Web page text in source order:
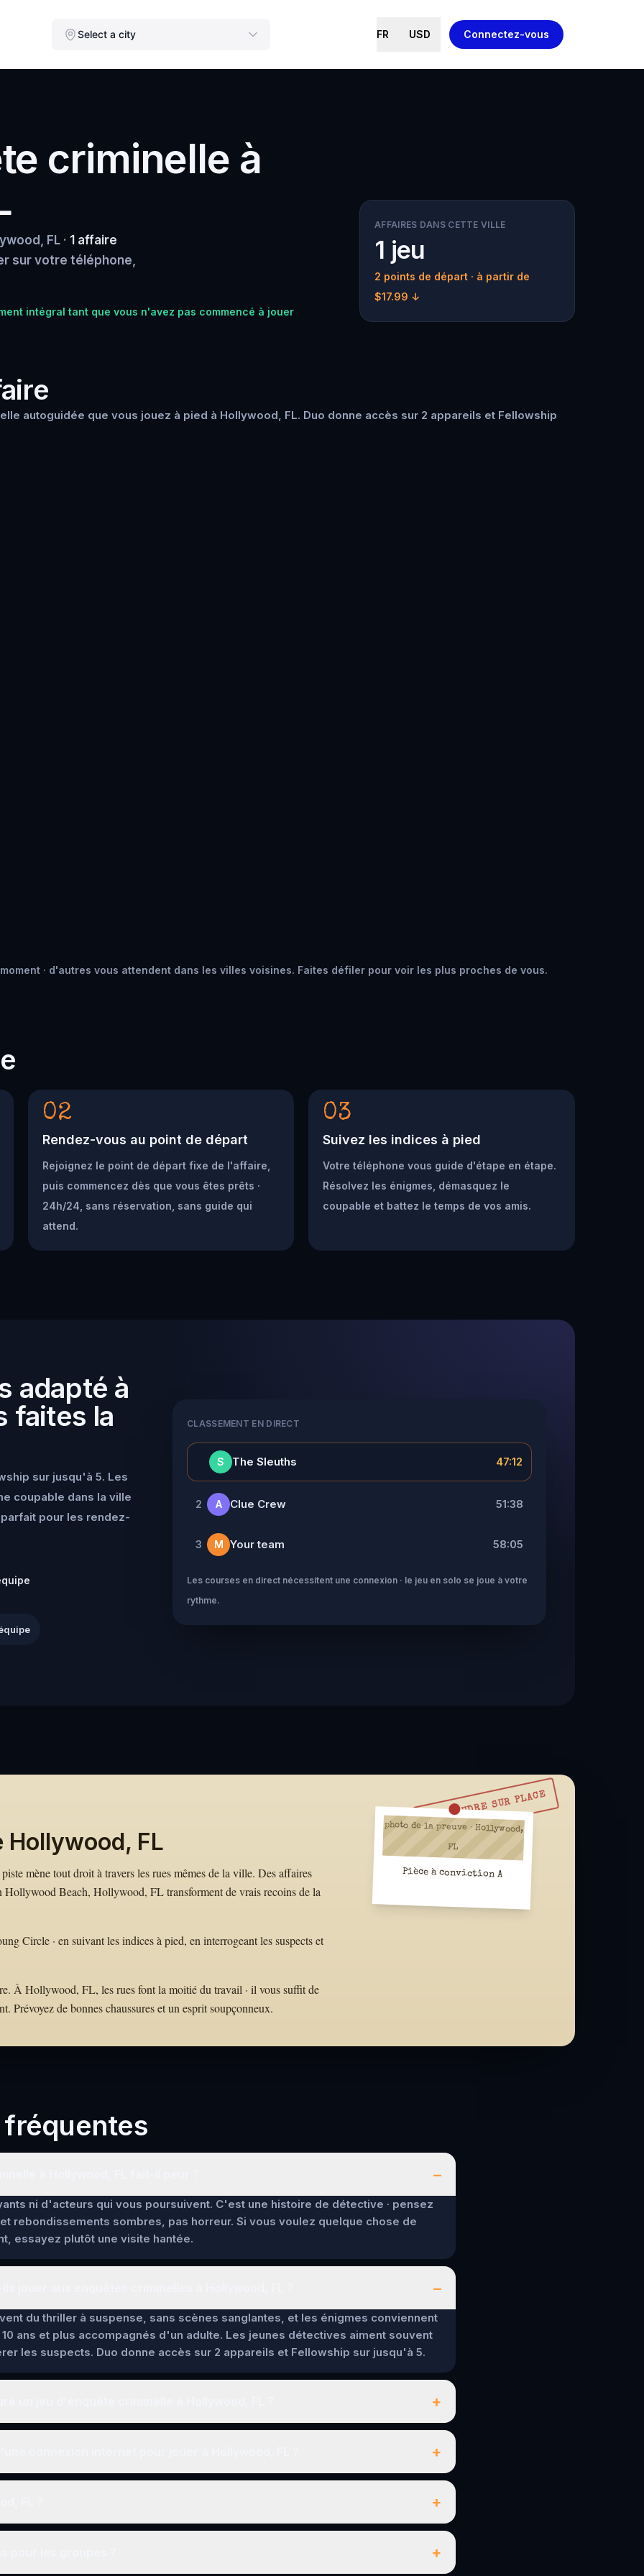
Select a city FR USD Connectez-vous
criminelle à
FL · 1 affaire
sur votre téléphone,
intégral tant que vous n'avez pas commencé à jouer
AFFAIRES DANS CETTE VILLE
1 jeu
2 points de départ · à partir de
$17.99 ↓
autoguidée que vous jouez à pied à Hollywood, FL. Duo donne accès sur 2 appareils et Fellowship
· d'autres vous attendent dans les villes voisines. Faites défiler pour voir les plus proches de vous.
02
Rendez-vous au point de départ
Rejoignez le point de départ fixe de l'affaire,
puis commencez dès que vous êtes prêts ·
24h/24, sans réservation, sans guide qui
attend.
03
Suivez les indices à pied
Votre téléphone vous guide d'étape en étape.
Résolvez les énigmes, démasquez le
coupable et battez le temps de vos amis.
adapté à
faites la
sur jusqu'à 5. Les
coupable dans la ville
pour les rendez-
CLASSEMENT EN DIRECT
S The Sleuths 47:12
2 A Clue Crew 51:38
3 M Your team 58:05
Les courses en direct nécessitent une connexion · le jeu en solo se joue à votre
rythme.
À RÉSOUDRE SUR PLACE
Hollywood, FL
mène tout droit à travers les rues mêmes de la ville. Des affaires
Beach, Hollywood, FL transforment de vrais recoins de la
Circle · en suivant les indices à pied, en interrogeant les suspects et
À Hollywood, FL, les rues font la moitié du travail · il vous suffit de
Prévoyez de bonnes chaussures et un esprit soupçonneux.
photo de la preuve · Hollywood,
FL
Pièce à conviction A
–
ni d'acteurs qui vous poursuivent. C'est une histoire de détective · pensez
rebondissements sombres, pas horreur. Si vous voulez quelque chose de
essayez plutôt une visite hantée.
–
du thriller à suspense, sans scènes sanglantes, et les énigmes conviennent
ans et plus accompagnés d'un adulte. Les jeunes détectives aiment souvent
les suspects. Duo donne accès sur 2 appareils et Fellowship sur jusqu'à 5.
+
+
+
+